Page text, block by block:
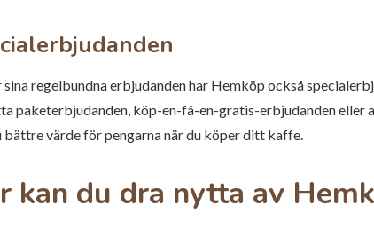
regelbundna erbjudanden har Hemköp också
paketerbjudanden, köp-en-få-en-gratis-erbjudanden eller
bättre värde för pengarna när du köper ditt kaffe.
kan du dra nytta av